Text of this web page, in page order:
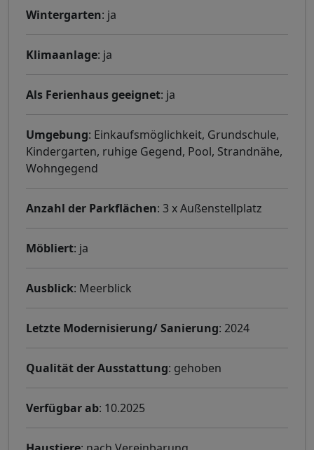
Wintergarten: ja
Klimaanlage: ja
Als Ferienhaus geeignet: ja
Umgebung: Einkaufsmöglichkeit, Grundschule,
Kindergarten, ruhige Gegend, Pool, Strandnähe,
Wohngegend
Anzahl der Parkflächen: 3 x Außenstellplatz
Möbliert: ja
Ausblick: Meerblick
Letzte Modernisierung/ Sanierung: 2024
Qualität der Ausstattung: gehoben
Verfügbar ab: 10.2025